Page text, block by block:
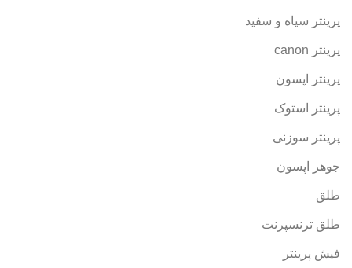
پرینتر سیاه و سفید
پرینتر canon
پرینتر اپسون
پرینتر استوک
پرینتر سوزنی
جوهر اپسون
طلق
طلق ترنسپرنت
فیش پرینتر